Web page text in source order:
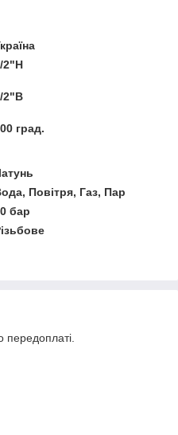
2"Н
2"В
град.
Повітря, Газ, Пар
бар
передоплаті.